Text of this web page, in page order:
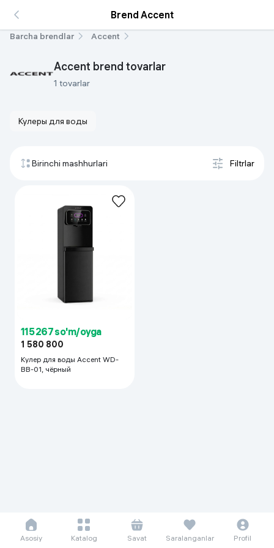
Brend Accent
Barcha brendlar Accent
Accent brend tovarlar
1 tovarlar
Кулеры для воды
Birinchi mashhurlari Filtrlar
115 267 so'm/oyga
1 580 800
Кулер для воды Accent WD-
BB-01, чёрный
Asosiy Katalog Savat Saralanganlar Profil